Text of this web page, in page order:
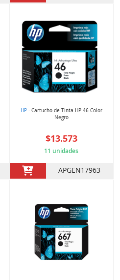
HP- Cartucho de Tinta HP 46 Color
Negro
$13.573
11 unidades
APGEN17963